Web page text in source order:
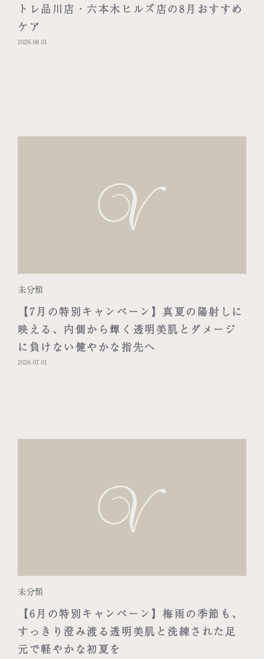
トレ品川店・六本木ヒルズ店の8月おすすめ
ケア
2026.08.01
未分類
【7月の特別キャンペーン】真夏の陽射しに
映える、内側から輝く透明美肌とダメージ
に負けない健やかな指先へ
2026.07.01
未分類
【6月の特別キャンペーン】梅雨の季節も、
すっきり澄み渡る透明美肌と洗練された足
元で軽やかな初夏を